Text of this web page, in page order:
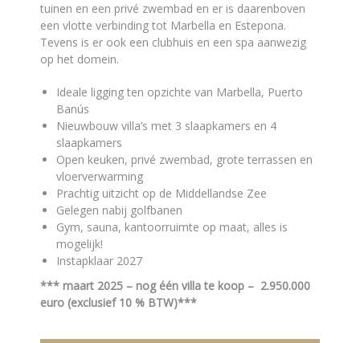
tuinen en een privé zwembad en er is daarenboven
een vlotte verbinding tot Marbella en Estepona.
Tevens is er ook een clubhuis en een spa aanwezig
op het domein.
Ideale ligging ten opzichte van Marbella, Puerto
Banús
Nieuwbouw villa’s met 3 slaapkamers en 4
slaapkamers
Open keuken, privé zwembad, grote terrassen en
vloerverwarming
Prachtig uitzicht op de Middellandse Zee
Gelegen nabij golfbanen
Gym, sauna, kantoorruimte op maat, alles is
mogelijk!
Instapklaar 2027
*** maart 2025 – nog één villa te koop – 2.950.000
euro (exclusief 10 % BTW)***